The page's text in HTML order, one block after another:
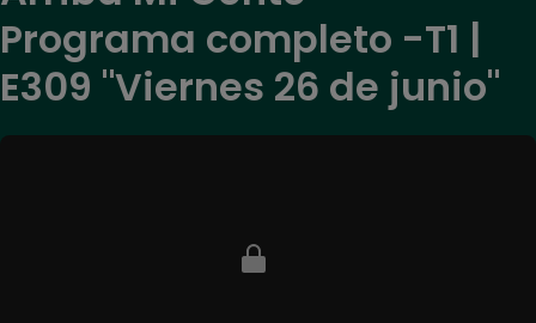
Programa completo -T1 |
E309 "Viernes 26 de junio"